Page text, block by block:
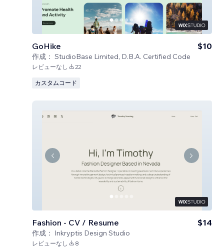
GoHike
作成： StudioBase Limited, D.B.A. Certified Code
$10
レビューなし 22
カスタムコード
Fashion - CV / Resume
作成： Inkryptis Design Studio
$14
レビューなし 8